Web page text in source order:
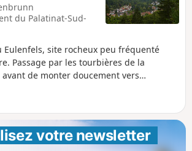
du Palatinat-Sud-
Eulenfels, site rocheux peu fréquenté
Passage par les tourbières de la
de monter doucement vers
vers Eppenbrunn en passant par le
sur la frontière franco-allemande, et les
votre newsletter